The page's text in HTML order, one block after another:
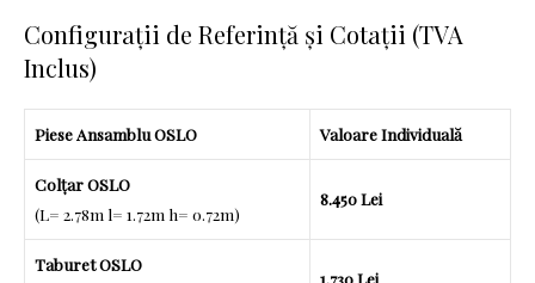
Configurații de Referință și Cotații (TVA
Inclus)
Piese Ansamblu OSLO Valoare Individuală
Colțar OSLO
(L= 2.78m l= 1.72m h= 0.72m)
8.450 Lei
Taburet OSLO
1.730 Lei